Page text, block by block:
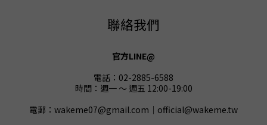
聯絡我們
官方LINE@
電話：02-2885-6588
時間：週一 ～ 週五 12:00-19:00
電郵：wakeme07@gmail.com｜official@wakeme.tw